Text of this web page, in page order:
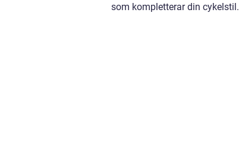
som kompletterar din cykelstil.